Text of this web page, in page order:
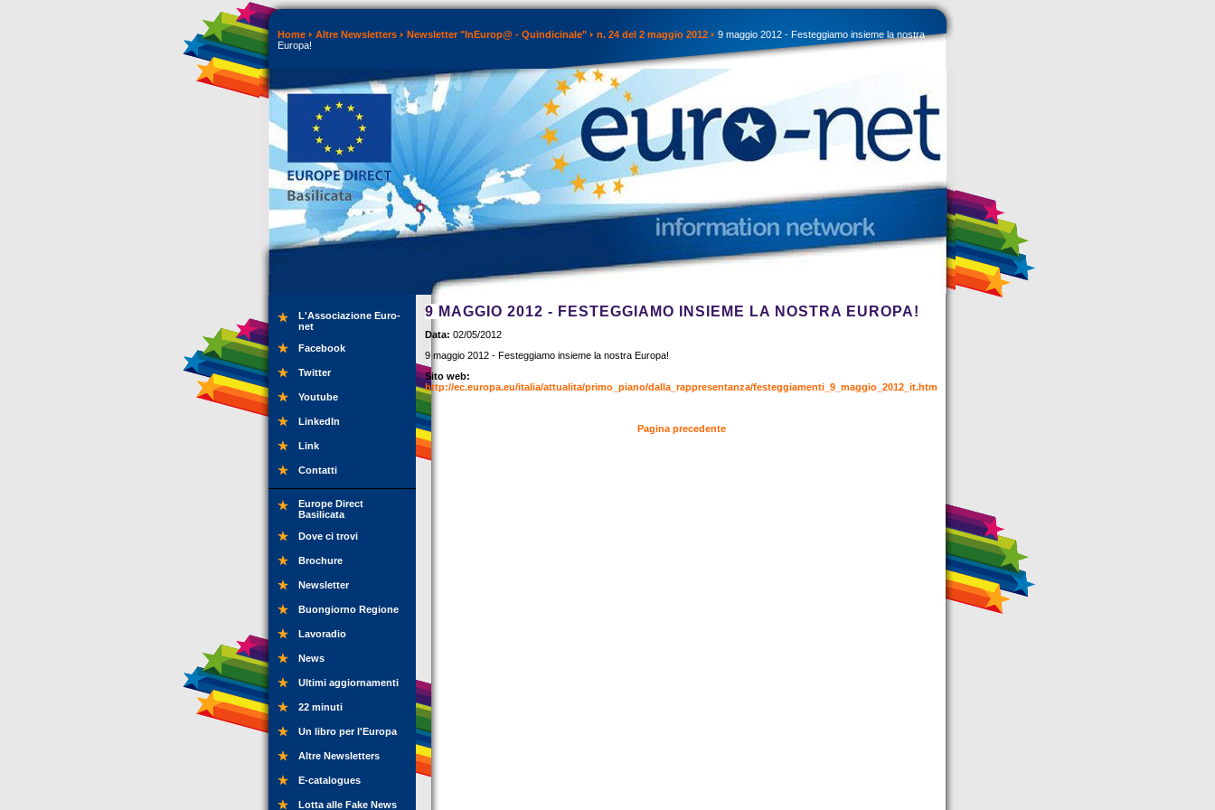
Home Altre Newsletters Newsletter "InEurop@ - Quindicinale" n. 24 del 2 maggio 2012
9 maggio 2012 - Festeggiamo insieme la nostra
Europa!
L'Associazione Euro-
net
Facebook
Twitter
Youtube
LinkedIn
Link
Contatti
Europe Direct
Basilicata
Dove ci trovi
Brochure
Newsletter
Buongiorno Regione
Lavoradio
News
Ultimi aggiornamenti
22 minuti
Un libro per l'Europa
Altre Newsletters
E-catalogues
Lotta alle Fake News
9 MAGGIO 2012 - FESTEGGIAMO INSIEME LA NOSTRA EUROPA!
Data: 02/05/2012
9 maggio 2012 - Festeggiamo insieme la nostra Europa!
Sito web:
http://ec.europa.eu/italia/attualita/primo_piano/dalla_rappresentanza/festeggiamenti_9_maggio_2012_it.htm
Pagina precedente